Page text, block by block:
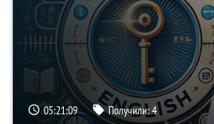
05:21:08 Получили:4